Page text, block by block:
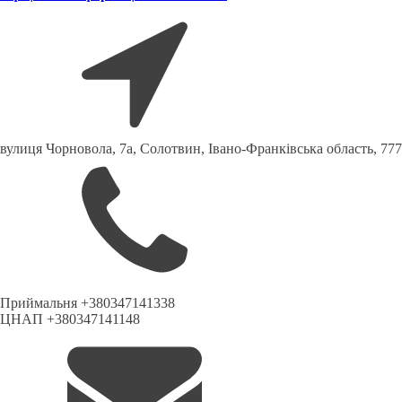
вулиця Чорновола, 7a, Солотвин, Івано-Франківська область,
Приймальня +380347141338
ЦНАП +380347141148